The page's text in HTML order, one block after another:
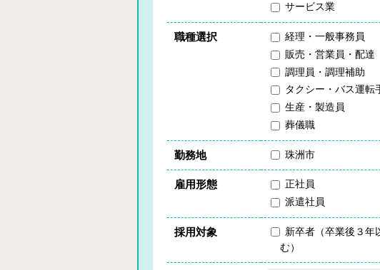
サービス業
職種選択 経理・一般事務員
販売・営業員・配達
調理員・調理補助
タクシー・バス運転
生産・製造員
葬儀職
勤務地 珠洲市
雇用形態 正社員
派遣社員
採用対象
新卒者（卒業後３年
む）